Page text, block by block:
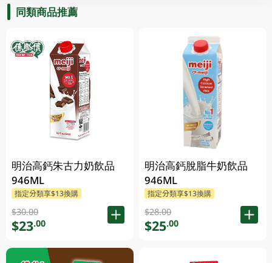
同類商品推薦
明治高鈣朱古力奶飲品
946ML
指定分類享$13換購
$30.00
$23.00
明治高鈣脫脂牛奶飲品
946ML
指定分類享$13換購
$28.00
$25.00